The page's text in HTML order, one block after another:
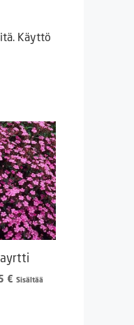
Käyttö
€ Hintaluokka:
Sisältää